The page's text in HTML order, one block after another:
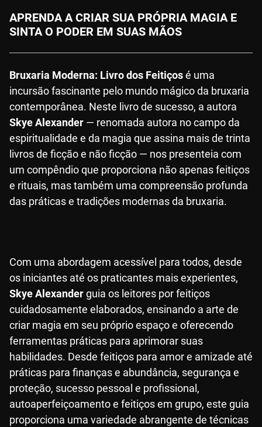
APRENDA A CRIAR SUA PRÓPRIA MAGIA E
SINTA O PODER EM SUAS MÃOS
Bruxaria Moderna: Livro dos Feitiçosé uma
incursão fascinante pelo mundo mágico da bruxaria
contemporânea. Neste livro de sucesso, a autora
Skye Alexander — renomada autora no campo da
espiritualidade e da magia que assina mais de trinta
livros de ficção e não ficção — nos presenteia com
um compêndio que proporciona não apenas feitiços
e rituais, mas também uma compreensão profunda
das práticas e tradições modernas da bruxaria.
Com uma abordagem acessível para todos, desde
os iniciantes até os praticantes mais experientes,
Skye Alexanderguia os leitores por feitiços
cuidadosamente elaborados, ensinando a arte de
criar magia em seu próprio espaço e oferecendo
ferramentas práticas para aprimorar suas
habilidades. Desde feitiços para amor e amizade até
práticas para finanças e abundância, segurança e
proteção, sucesso pessoal e profissional,
autoaperfeiçoamento e feitiços em grupo, este guia
proporciona uma variedade abrangente de técnicas